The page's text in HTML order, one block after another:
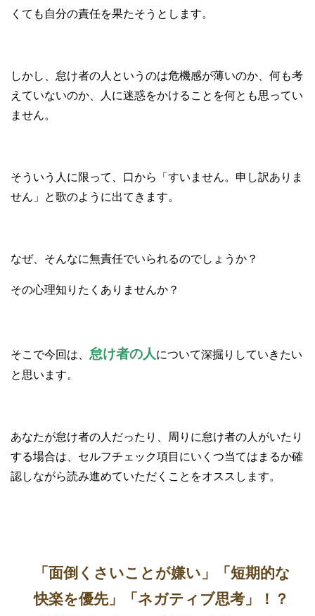
くても自分の責任を果たそうとします。
しかし、怠け者の人というのは危機感が薄いのか、何も考
えていないのか、人に迷惑をかけることを何とも思ってい
ません。
そういう人に限って、口から「すいません。申し訳ありま
せん」と歌のように出てきます。
なぜ、そんなに無責任でいられるのでしょうか？
その心理知りたくありませんか？
そこで今回は、 怠け者の人 について深掘りしていきたい
と思います。
あなたが怠け者の人だったり、周りに怠け者の人がいたり
する場合は、セルフチェック項目にいくつ当てはまるか確
認しながら読み進めていただくことをオススします。
「面倒くさいことが嫌い」「短期的な
快楽を優先」「ネガティブ思考」！？